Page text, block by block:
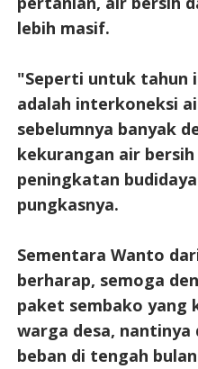
lebih masif.
"Seperti untuk tahun
adalah interkoneksi
sebelumnya banyak
kekurangan air
peningkatan
pungkasnya.
Sementara Wanto
berharap, semoga
paket sembako yang
warga desa,
beban di tengah